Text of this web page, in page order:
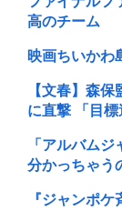
高のチーム
映画ちいかわ
【文春】森
に直撃 「目
「アルバム
分かっちゃう
『ジャンポ